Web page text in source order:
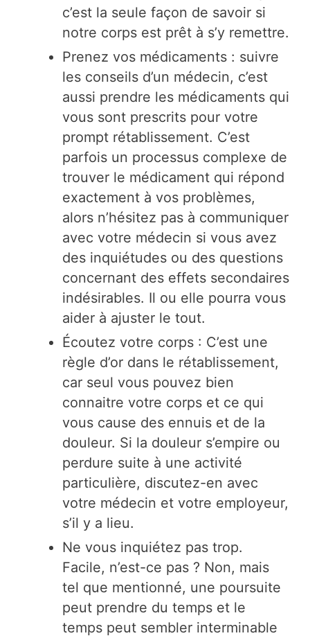
c’est la seule façon de savoir si
notre corps est prêt à s’y remettre.
Prenez vos médicaments : suivre
les conseils d’un médecin, c’est
aussi prendre les médicaments qui
vous sont prescrits pour votre
prompt rétablissement. C’est
parfois un processus complexe de
trouver le médicament qui répond
exactement à vos problèmes,
alors n’hésitez pas à communiquer
avec votre médecin si vous avez
des inquiétudes ou des questions
concernant des effets secondaires
indésirables. Il ou elle pourra vous
aider à ajuster le tout.
Écoutez votre corps : C’est une
règle d’or dans le rétablissement,
car seul vous pouvez bien
connaitre votre corps et ce qui
vous cause des ennuis et de la
douleur. Si la douleur s’empire ou
perdure suite à une activité
particulière, discutez-en avec
votre médecin et votre employeur,
s’il y a lieu.
Ne vous inquiétez pas trop.
Facile, n’est-ce pas ? Non, mais
tel que mentionné, une poursuite
peut prendre du temps et le
temps peut sembler interminable